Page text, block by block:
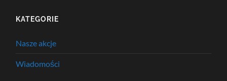
KATEGORIE
Nasze akcje
Wiadomości